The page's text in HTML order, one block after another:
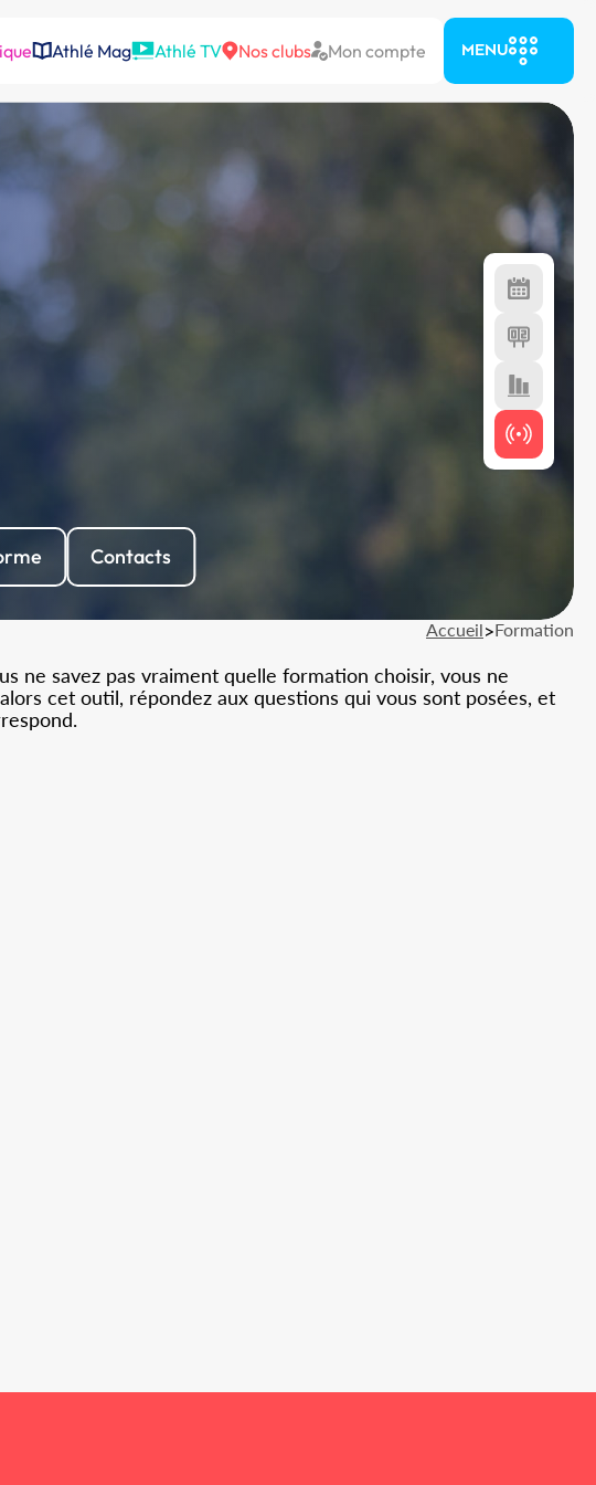
Athlé Mag Athlé TV Nos clubs Mon compte MENU
Contacts
Accueil>Formation
ne savez pas vraiment quelle formation choisir, vous ne
cet outil, répondez aux questions qui vous sont posées, et